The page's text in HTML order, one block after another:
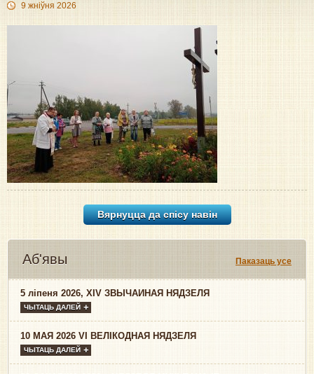
9 жніўня 2026
Вярнуцца да спісу навiн
Паказаць усе
Аб'явы
5 ліпеня 2026, XIV ЗВЫЧАЙНАЯ НЯДЗЕЛЯ
ЧЫТАЦЬ ДАЛЕЙ
10 МАЯ 2026 VI ВЕЛІКОДНАЯ НЯДЗЕЛЯ
ЧЫТАЦЬ ДАЛЕЙ